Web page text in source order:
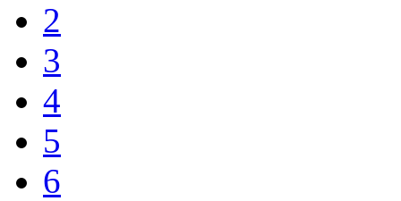
2
3
4
5
6